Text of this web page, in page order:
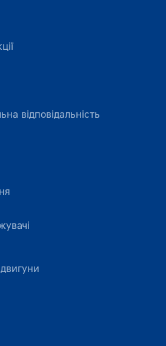
відповідальність